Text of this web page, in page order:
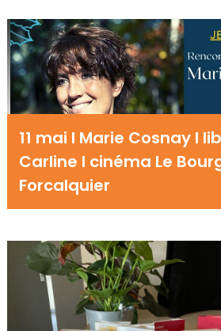
11 mai I Marie Cosnay I
Carline I cinéma Le
Forcalquier